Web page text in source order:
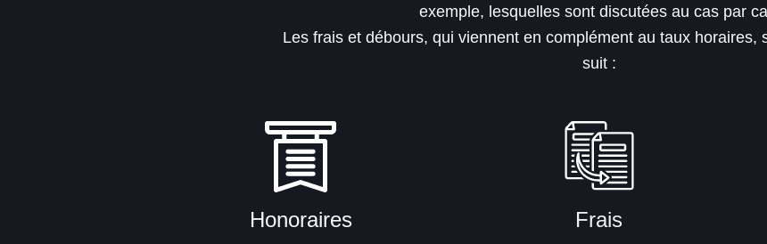
exemple, lesquelles sont discutées au cas par
Les frais et débours, qui viennent en complément au taux horaires,
suit :
Honoraires Frais